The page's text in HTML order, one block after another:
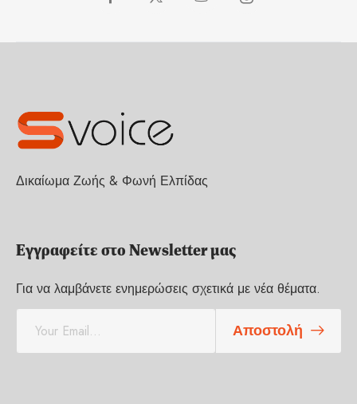
Δικαίωμα Ζωής & Φωνή Ελπίδας
Εγγραφείτε στο Newsletter μας
Για να λαμβάνετε ενημερώσεις σχετικά με νέα θέματα.
a
Αποστολή